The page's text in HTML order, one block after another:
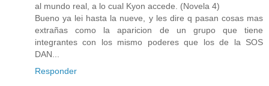
al mundo real, a lo cual Kyon accede. (Novela 4)
Bueno ya lei hasta la nueve, y les dire q pasan cosas mas
extrañas como la aparicion de un grupo que tiene
integrantes con los mismo poderes que los de la SOS
DAN...
Responder